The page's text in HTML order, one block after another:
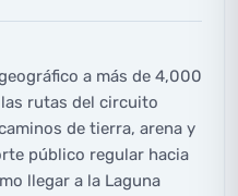
a más de 4,000
rutas del circuito
de tierra, arena y
público regular hacia
llegar a la Laguna